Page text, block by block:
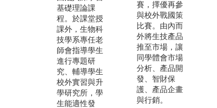
基礎理論課
程。於課堂授
課外，生物科
技學系專任老
師會指導學生
進行專題研
究、輔導學生
校外實習與升
學研究所，學
生能適性發
得共識並上台
報告分享。
圖解:B.學系學
生專用研究空
間
版權:長榮大學
生物科技學系
賽，擇優再參
與校外戰國策
比賽。由內而
外將生技產品
推至市場，讓
同學體會市場
分析、產品開
發、智財保
護、產品企畫
與行銷。